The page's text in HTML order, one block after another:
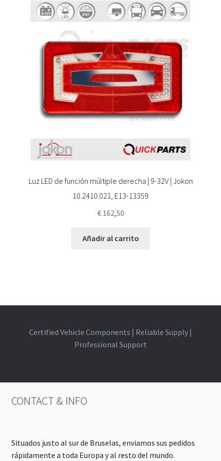
Luz LED de función múltiple derecha | 9-32V | Jokon
10.2410.021, E13-13359
€162,50
Añadir al carrito
Certified Vehicle Components | Reliable Supply |
Professional Support
CONTACT & INFO
Situados justo al sur de Bruselas, enviamos sus pedidos
rápidamente a toda Europa y al resto del mundo.